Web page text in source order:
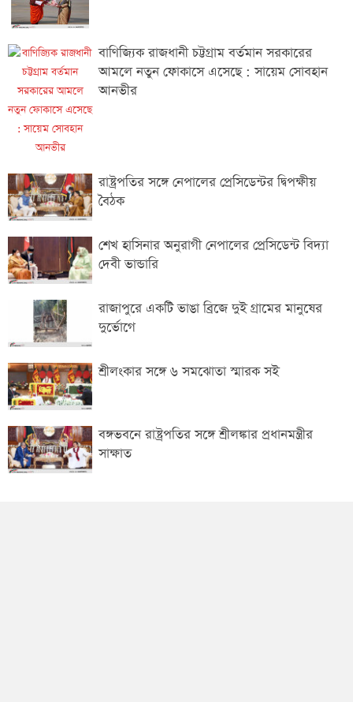
বাণিজ্যিক রাজধানী চট্টগ্রাম বর্তমান সরকারের
আমলে নতুন ফোকাসে এসেছে : সায়েম সোবহান
আনভীর
রাষ্ট্রপতির সঙ্গে নেপালের প্রেসিডেন্টর দ্বিপক্ষীয়
বৈঠক
শেখ হাসিনার অনুরাগী নেপালের প্রেসিডেন্ট বিদ্যা
দেবী ভান্ডারি
রাজাপুরে একটি ভাঙা ব্রিজে দুই গ্রামের মানুষের
দুর্ভোগে
শ্রীলংকার সঙ্গে ৬ সমঝোতা স্মারক সই
বঙ্গভবনে রাষ্ট্রপতির সঙ্গে শ্রীলঙ্কার প্রধানমন্ত্রীর
সাক্ষাত